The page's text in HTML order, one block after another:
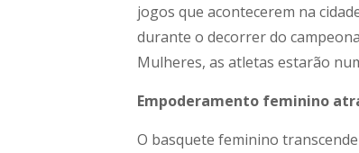
jogos que acontecerem na
durante o decorrer do
Mulheres, as atletas estarão
Empoderamento feminino
O basquete feminino